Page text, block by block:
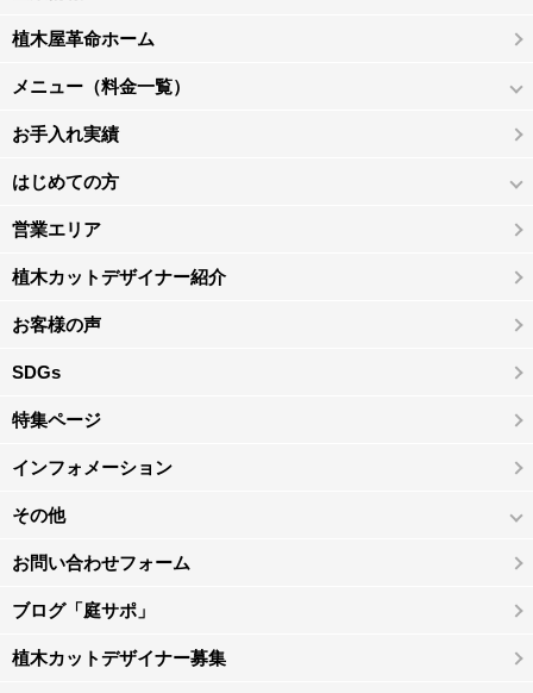
植木屋革命ホーム
メニュー（料金一覧）
お手入れ実績
はじめての方
営業エリア
植木カットデザイナー紹介
お客様の声
SDGs
特集ページ
インフォメーション
その他
お問い合わせフォーム
ブログ「庭サポ」
植木カットデザイナー募集